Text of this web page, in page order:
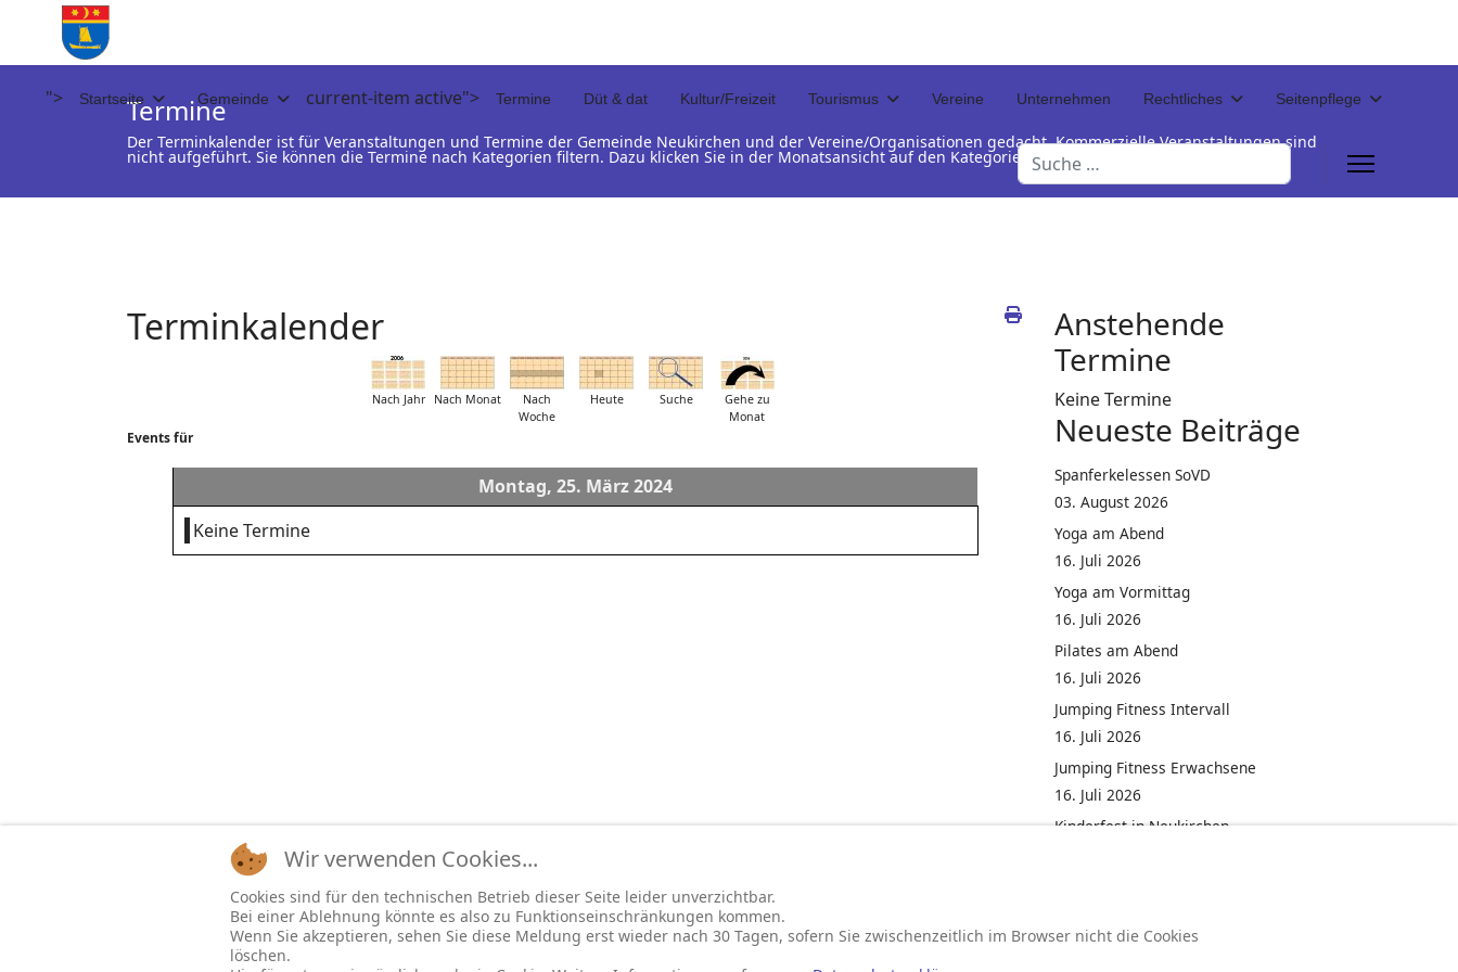
"> Startseite Gemeinde current-item active"> Termine Düt & dat Kultur/Freizeit Tourismus Vereine Unternehmen Rechtliches Seitenpflege
Suchen
Termine
Der Terminkalender ist für Veranstaltungen und Termine der Gemeinde Neukirchen und der Vereine/Organisationen gedacht. Kommerzielle Veranstaltungen sind
nicht aufgeführt. Sie können die Termine nach Kategorien filtern. Dazu klicken Sie in der Monatsansicht auf den Kategorienamen unterhalb der Termintabelle
Terminkalender
Nach Jahr Nach Monat
Nach
Woche
Heute Suche
Gehe zu
Monat
Events für
Montag, 25. März 2024
Keine Termine
Anstehende
Termine
Keine Termine
Neueste Beiträge
Spanferkelessen SoVD
03. August 2026
Yoga am Abend
16. Juli 2026
Yoga am Vormittag
16. Juli 2026
Pilates am Abend
16. Juli 2026
Jumping Fitness Intervall
16. Juli 2026
Jumping Fitness Erwachsene
16. Juli 2026
Kinderfest in Neukirchen
Wir verwenden Cookies...
Cookies sind für den technischen Betrieb dieser Seite leider unverzichtbar.
Bei einer Ablehnung könnte es also zu Funktionseinschränkungen kommen.
Wenn Sie akzeptieren, sehen Sie diese Meldung erst wieder nach 30 Tagen, sofern Sie zwischenzeitlich im Browser nicht die Cookies
löschen.